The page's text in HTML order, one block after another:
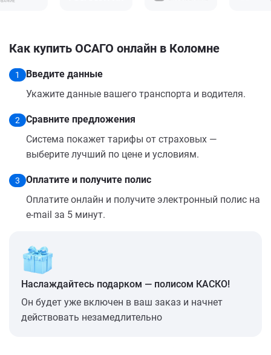
Как купить ОСАГО онлайн в Коломне
1
Введите данные
Укажите данные вашего транспорта и водителя.
2
Сравните предложения
Система покажет тарифы от страховых —
выберите лучший по цене и условиям.
3
Оплатите и получите полис
Оплатите онлайн и получите электронный полис на
e-mail за 5 минут.
Наслаждайтесь подарком — полисом КАСКО!
Он будет уже включен в ваш заказ и начнет
действовать незамедлительно